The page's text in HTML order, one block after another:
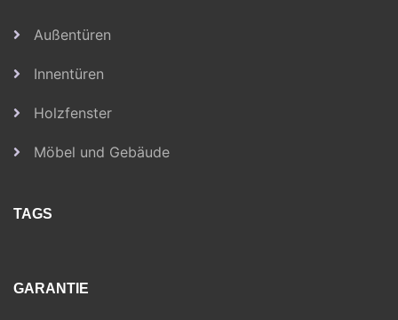
Außentüren
Innentüren
Holzfenster
Möbel und Gebäude
TAGS
GARANTIE